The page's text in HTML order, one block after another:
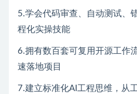
5.学会代码审查、自动测试、
程化实操技能
6.拥有数百套可复用开源工作
速落地项目
7.建立标准化AI工程思维，从